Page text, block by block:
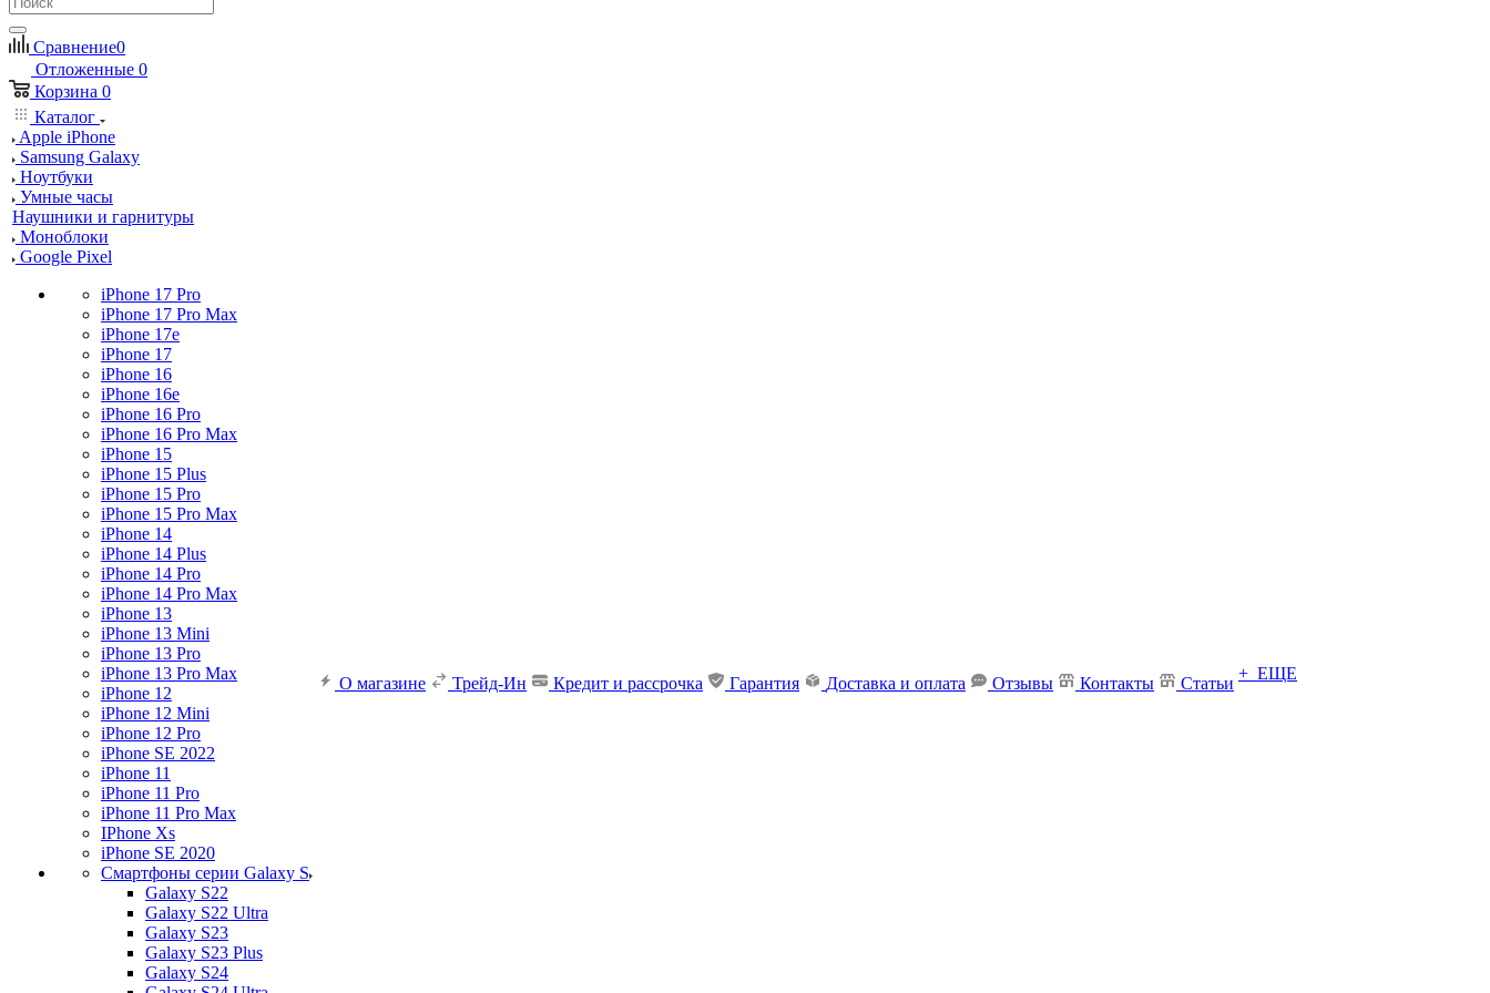
Сравнение0
Отложенные 0
Корзина 0
Каталог
Apple iPhone
Samsung Galaxy
Ноутбуки
Умные часы
Наушники и гарнитуры
Моноблоки
Google Pixel
iPhone 17 Pro
iPhone 17 Pro Max
iPhone 17e
iPhone 17
iPhone 16
iPhone 16e
iPhone 16 Pro
iPhone 16 Pro Max
iPhone 15
iPhone 15 Plus
iPhone 15 Pro
iPhone 15 Pro Max
iPhone 14
iPhone 14 Plus
iPhone 14 Pro
iPhone 14 Pro Max
iPhone 13
iPhone 13 Mini
iPhone 13 Pro
iPhone 13 Pro Max
iPhone 12
iPhone 12 Mini
iPhone 12 Pro
iPhone SE 2022
iPhone 11
iPhone 11 Pro
iPhone 11 Pro Max
IPhone Xs
iPhone SE 2020
Смартфоны серии Galaxy S
Galaxy S22
Galaxy S22 Ultra
Galaxy S23
Galaxy S23 Plus
Galaxy S24
О магазине Трейд-Ин Кредит и рассрочка Гарантия Доставка и оплата Отзывы Контакты Статьи
+ ЕЩЕ